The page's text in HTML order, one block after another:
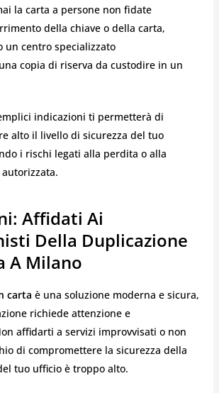
la carta a persone non fidate
della chiave o della carta,
un centro specializzato
copia di riserva da custodire in un
indicazioni ti permetterà di
alto il livello di sicurezza del tuo
i rischi legati alla perdita o alla
Affidati Ai
Della Duplicazione
A Milano
carta è una soluzione moderna e sicura,
richiede attenzione e
affidarti a servizi improvvisati o non
di compromettere la sicurezza della
tuo ufficio è troppo alto.